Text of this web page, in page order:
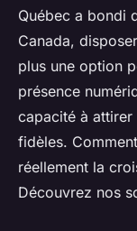
Québec a bondi
Canada,
plus une option
présence
capacité à
fidèles.
réellement la
Découvrez nos